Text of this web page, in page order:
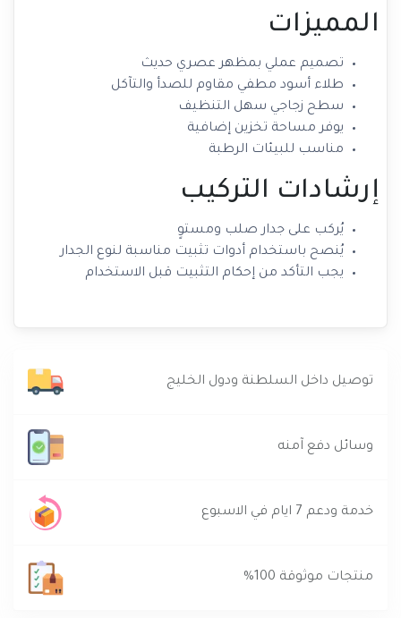
المميزات
تصميم عملي بمظهر عصري حديث
طلاء أسود مطفي مقاوم للصدأ والتآكل
سطح زجاجي سهل التنظيف
يوفر مساحة تخزين إضافية
مناسب للبيئات الرطبة
إرشادات التركيب
يُركب على جدار صلب ومستوٍ
يُنصح باستخدام أدوات تثبيت مناسبة لنوع الجدار
يجب التأكد من إحكام التثبيت قبل الاستخدام
توصيل داخل السلطنة ودول الخليج
وسائل دفع آمنه
خدمة ودعم 7 ايام في الاسبوع
منتجات موثوقة 100%